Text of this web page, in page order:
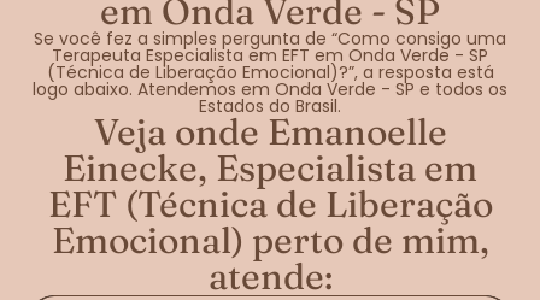
em Onda Verde - SP
Se você fez a simples pergunta de “Como consigo uma
Terapeuta Especialista em EFT em Onda Verde - SP
(Técnica de Liberação Emocional)?”, a resposta está
logo abaixo. Atendemos em Onda Verde - SP e todos os
Estados do Brasil.
Veja onde Emanoelle
Einecke, Especialista em
EFT (Técnica de Liberação
Emocional) perto de mim,
atende: